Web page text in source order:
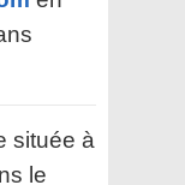
située à
le